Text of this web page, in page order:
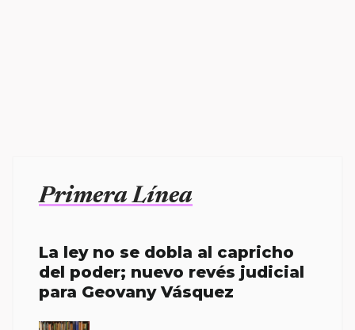
Primera Línea
La ley no se dobla al capricho
del poder; nuevo revés judicial
para Geovany Vásquez